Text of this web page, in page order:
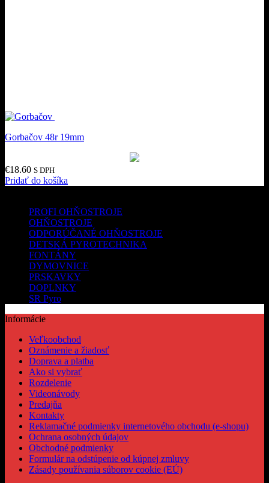
Gorbačov 48r 19mm
€18.60 S DPH
Pridať do košíka
PROFI OHŇOSTROJE
OHŇOSTROJE
ODPORÚČANÉ OHŇOSTROJE
DETSKÁ PYROTECHNIKA
FONTÁNY
DYMOVNICE
PRSKAVKY
DOPLNKY
SR Pyro
Informácie
Veľkoobchod
Oznámenie a žiadosť
Doprava a platba
Ako si vybrať
Rozdelenie
Videonávody
Predajňa
Kontakty
Reklamačné podmienky internetového obchodu (e-shopu)
Ochrana osobných údajov
Obchodné podmienky
Formulár na odstúpenie od kúpnej zmluvy
Zásady používania súborov cookie (EÚ)